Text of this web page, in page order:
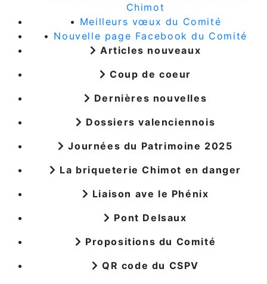
Chimot
• Meilleurs vœux du Comité
• Nouvelle page Facebook du Comité
Articles nouveaux
Coup de coeur
Dernières nouvelles
Dossiers valenciennois
Journées du Patrimoine 2025
La briqueterie Chimot en danger
Liaison ave le Phénix
Pont Delsaux
Propositions du Comité
QR code du CSPV